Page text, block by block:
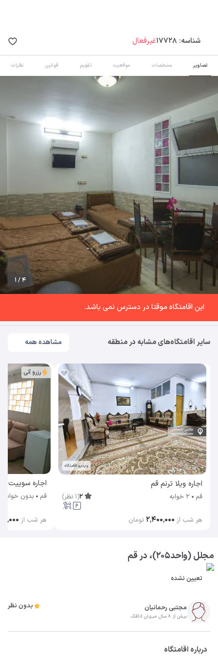
شناسه: 17728غیرفعال
تصاویر مشخصات موقعیت تقویم قوانین نظرات
1 / 4
این اقامتگاه موقتا در دسترس نمی باشد.
سایر اقامتگاه‌های مشابه در منطقه مشاهده همه
ویدیو اقامتگاه
اجاره ویلا ترنم قم
قم 2 خوابه 2
(
1 نظر)
هر شب از ۲٬۴۰۰٬۰۰۰ تومان
رزرو آنی
اجاره سوییت روح
قم بدون خواب
هر شب از
مجلل (واحد۲۰۵)، در قم
تعیین نشده
مجتبی رحمانیان
بیش از 8 سال میزبان اتاقک
بدون نظر
درباره اقامتگاه